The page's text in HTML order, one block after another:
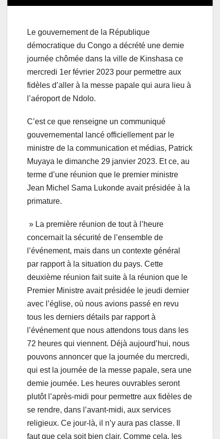
Le gouvernement de la République
démocratique du Congo a décrété une demie
journée chômée dans la ville de Kinshasa ce
mercredi 1er février 2023 pour permettre aux
fidèles d’aller à la messe papale qui aura lieu à
l’aéroport de Ndolo.
C’est ce que renseigne un communiqué
gouvernemental lancé officiellement par le
ministre de la communication et médias, Patrick
Muyaya le dimanche 29 janvier 2023. Et ce, au
terme d’une réunion que le premier ministre
Jean Michel Sama Lukonde avait présidée à la
primature.
» La première réunion de tout à l’heure
concernait la sécurité de l’ensemble de
l’événement, mais dans un contexte général
par rapport à la situation du pays. Cette
deuxième réunion fait suite à la réunion que le
Premier Ministre avait présidée le jeudi dernier
avec l’église, où nous avions passé en revu
tous les derniers détails par rapport à
l’événement que nous attendons tous dans les
72 heures qui viennent. Déjà aujourd’hui, nous
pouvons annoncer que la journée du mercredi,
qui est la journée de la messe papale, sera une
demie journée. Les heures ouvrables seront
plutôt l’après-midi pour permettre aux fidèles de
se rendre, dans l’avant-midi, aux services
religieux. Ce jour-là, il n’y aura pas classe. Il
faut que cela soit bien clair. Comme cela, les